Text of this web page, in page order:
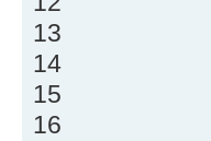
13
14
15
16